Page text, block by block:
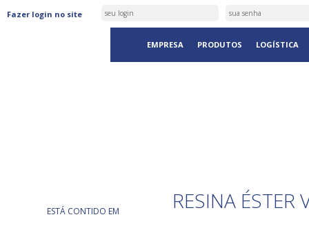
Fazer login no site
EMPRESA PRODUTOS LOGÍSTICA
ESTÁ CONTIDO EM RESINA ÉSTER